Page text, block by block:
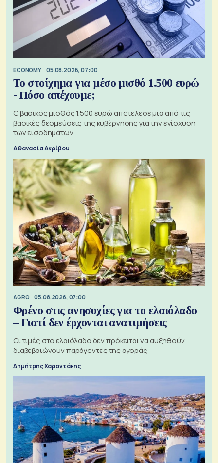
ECONOMY 05.08.2026, 07:00
Το στοίχημα για μέσο μισθό 1.500 ευρώ
- Πόσο απέχουμε;
Ο βασικός μισθός 1.500 ευρώ αποτέλεσε μία από τις
βασικές δεσμεύσεις της κυβέρνησης για την ενίσχυση
των εισοδημάτων
Αθανασία Ακρίβου
AGRO 05.08.2026, 07:00
Φρένο στις ανησυχίες για το ελαιόλαδο
– Γιατί δεν έρχονται ανατιμήσεις
Οι τιμές στο ελαιόλαδο δεν πρόκειται να αυξηθούν
διαβεβαιώνουν παράγοντες της αγοράς
Δημήτρης Χαροντάκης